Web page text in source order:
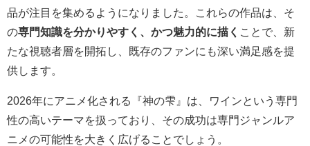
品が注目を集めるようになりました。これらの作品は、そ
の専門知識を分かりやすく、かつ魅力的に描く ことで、新
たな視聴者層を開拓し、既存のファンにも深い満足感を提
供します。
2026年にアニメ化される『神の雫』は、ワインという専門
性の高いテーマを扱っており、その成功は専門ジャンルア
ニメの可能性を大きく広げることでしょう。